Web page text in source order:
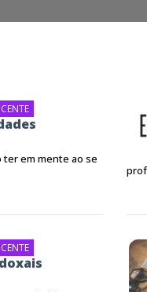
ter em mente ao se